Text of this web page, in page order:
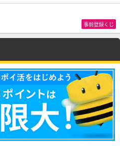
事前登録くじ